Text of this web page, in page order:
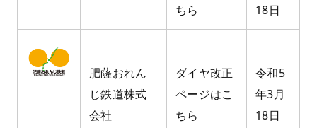
ちら
18日
肥薩おれん
じ鉄道株式
会社
ダイヤ改正
ページはこ
ちら
令和5
年3月
18日